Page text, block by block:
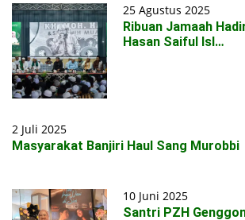
25 Agustus 2025
Ribuan Jamaah
Hasan Saiful Isl…
2 Juli 2025
Masyarakat Banjiri Haul Sang Murobbi
10 Juni 2025
Santri PZH